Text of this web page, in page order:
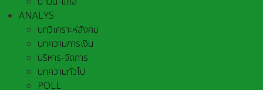
ANALYS
บทวิเคราะห์สังคม
บทความการเงิน
บริหาร-จัดการ
บทความทั่วไป
POLL